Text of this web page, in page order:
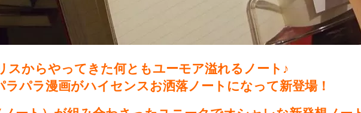
スからやってきた何ともユーモア溢れるノート♪
ラパラ漫画がハイセンスお洒落ノートになって新登場！